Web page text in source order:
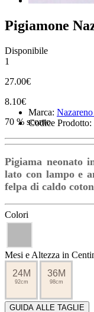
Pigiamone
Disponibile
1
27.00€
8.10€
70 % sconto
Marca:
Codice Prodotto:
Pigiama neonato
lato con lampo e
felpa di caldo
Colori
Mesi e Altezza in
24M
92cm
36M
98cm
GUIDA ALLE TAGLIE